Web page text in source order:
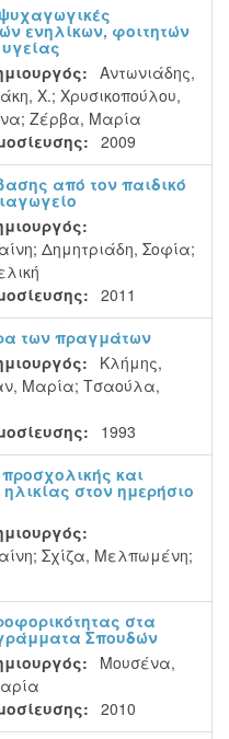
ενηλίκων, φοιτητών
Αντωνιάδης,
Χ.; Χρυσικοπούλου,
; Ζέρβα, Μαρία
2009
από τον παιδικό
; Δημητριάδη, Σοφία;
2011
των πραγμάτων
Κλήμης,
Μαρία; Τσαούλα,
1993
και
στον ημερήσιο
; Σχίζα, Μελπωμένη;
στα
Σπουδών
Μουσένα,
2010